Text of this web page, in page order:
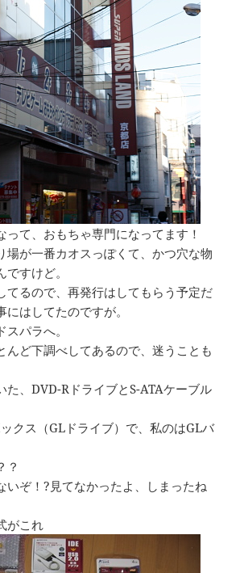
って、おもちゃ専門になってます！
場が一番カオスっぽくて、かつ穴な物
すけど。
てるので、再発行はしてもらう予定だ
はしてたのですが。
パラへ。
んど下調べしてあるので、迷うことも
た、DVD-RドライブとS-ATAケーブル
クス（GLドライブ）で、私のはGLバ
？
いぞ！?見てなかったよ、しまったね
がこれ